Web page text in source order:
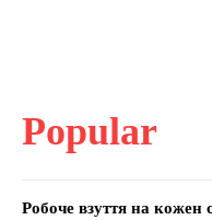
Popular
Робоче взуття на кожен